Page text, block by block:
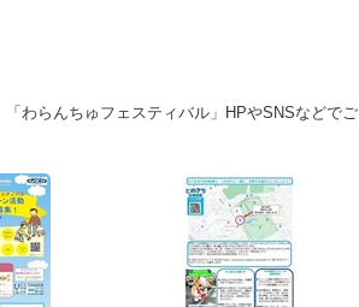
わらんちゅフェスティバル」HPやSNSなどでご